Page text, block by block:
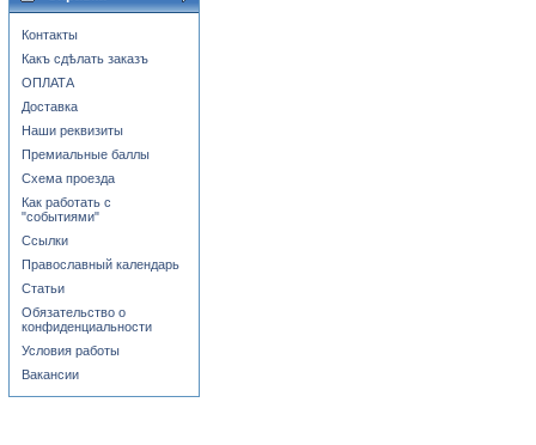
Контакты
Какъ сдѣлать заказъ
ОПЛАТА
Доставка
Наши реквизиты
Премиальные баллы
Схема проезда
Как работать с
"событиями"
Ссылки
Православный календарь
Статьи
Обязательство о
конфиденциальности
Условия работы
Вакансии